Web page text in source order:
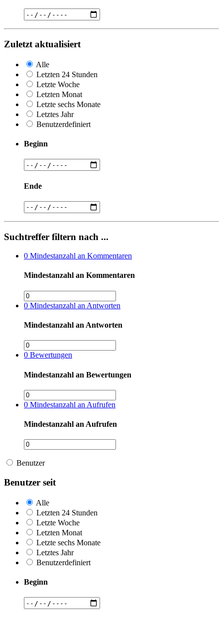
Zuletzt aktualisiert
Alle
Letzten 24 Stunden
Letzte Woche
Letzten Monat
Letzte sechs Monate
Letztes Jahr
Benutzerdefiniert
Beginn
Ende
Suchtreffer filtern nach ...
0 Mindestanzahl an Kommentaren
Mindestanzahl an Kommentaren
0 Mindestanzahl an Antworten
Mindestanzahl an Antworten
0 Bewertungen
Mindestanzahl an Bewertungen
0 Mindestanzahl an Aufrufen
Mindestanzahl an Aufrufen
Benutzer
Benutzer seit
Alle
Letzten 24 Stunden
Letzte Woche
Letzten Monat
Letzte sechs Monate
Letztes Jahr
Benutzerdefiniert
Beginn